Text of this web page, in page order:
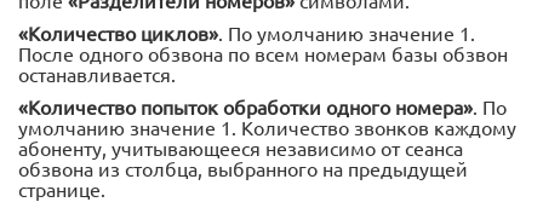
«Количество циклов» . По умолчанию значение 1.
После одного обзвона по всем номерам базы обзвон
останавливается.
«Количество попыток обработки одного номера» . По
умолчанию значение 1. Количество звонков каждому
абоненту, учитывающееся независимо от сеанса
обзвона из столбца, выбранного на предыдущей
странице.